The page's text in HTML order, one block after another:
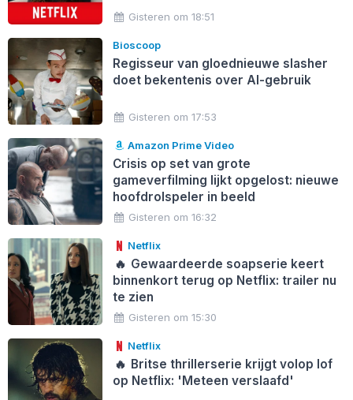
Gisteren om 18:51
Bioscoop
Regisseur van gloednieuwe slasher
doet bekentenis over AI-gebruik
Gisteren om 17:53
Amazon Prime Video
Crisis op set van grote
gameverfilming lijkt opgelost: nieuwe
hoofdrolspeler in beeld
Gisteren om 16:32
Netflix
🔥 Gewaardeerde soapserie keert
binnenkort terug op Netflix: trailer nu
te zien
Gisteren om 15:30
Netflix
🔥 Britse thrillerserie krijgt volop lof
op Netflix: 'Meteen verslaafd'